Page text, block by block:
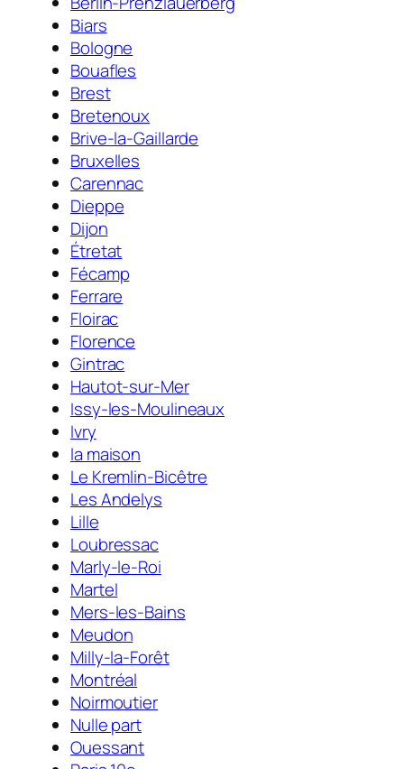
Biars
Bologne
Bouafles
Brest
Bretenoux
Brive-la-Gaillarde
Bruxelles
Carennac
Dieppe
Dijon
Étretat
Fécamp
Ferrare
Floirac
Florence
Gintrac
Hautot-sur-Mer
Issy-les-Moulineaux
Ivry
la maison
Le Kremlin-Bicêtre
Les Andelys
Lille
Loubressac
Marly-le-Roi
Martel
Mers-les-Bains
Meudon
Milly-la-Forêt
Montréal
Noirmoutier
Nulle part
Ouessant